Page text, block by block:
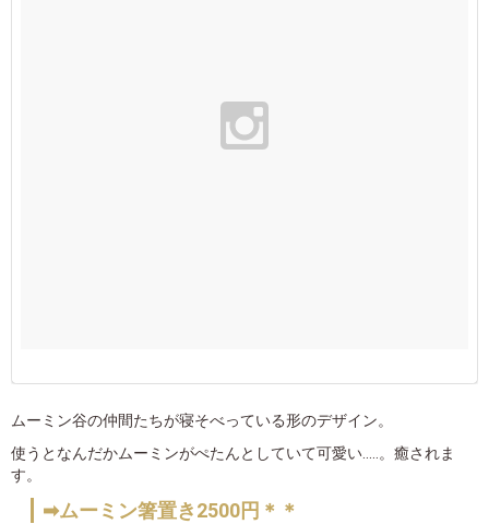
ムーミン谷の仲間たちが寝そべっている形のデザイン。
使うとなんだかムーミンがぺたんとしていて可愛い.....。癒されま
す。
➡ムーミン箸置き2500円＊＊